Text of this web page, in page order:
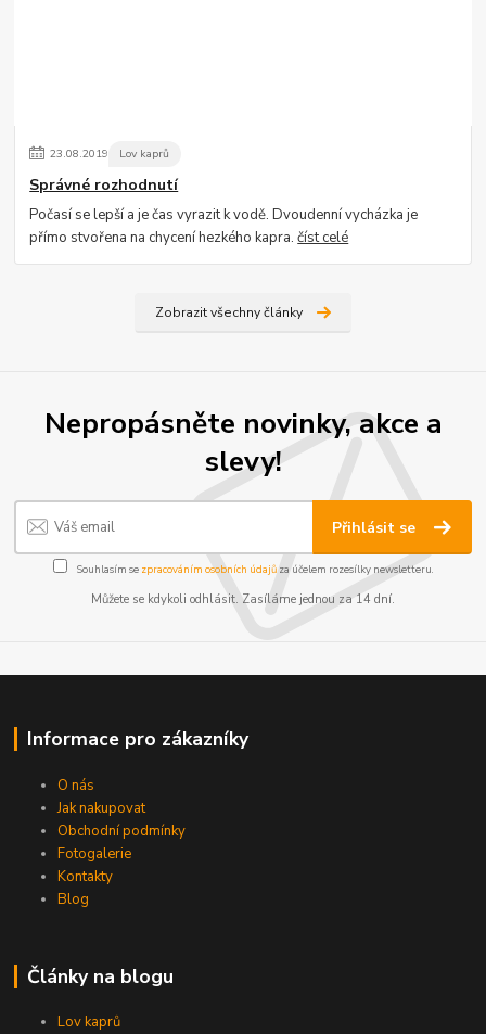
23.08.2019 Lov kaprů
Správné rozhodnutí
Počasí se lepší a je čas vyrazit k vodě. Dvoudenní vycházka je
přímo stvořena na chycení hezkého kapra.číst celé
Zobrazit všechny články
Nepropásněte novinky, akce a
slevy!
Přihlásit se
Souhlasím se zpracováním osobních údajůza účelem rozesílky newsletteru.
Můžete se kdykoli odhlásit. Zasíláme jednou za 14 dní.
Informace pro zákazníky
O nás
Jak nakupovat
Obchodní podmínky
Fotogalerie
Kontakty
Blog
Články na blogu
Lov kaprů